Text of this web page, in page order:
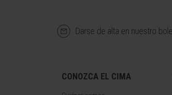
Darse de alta en nuestro
CONOZCA EL CIMA